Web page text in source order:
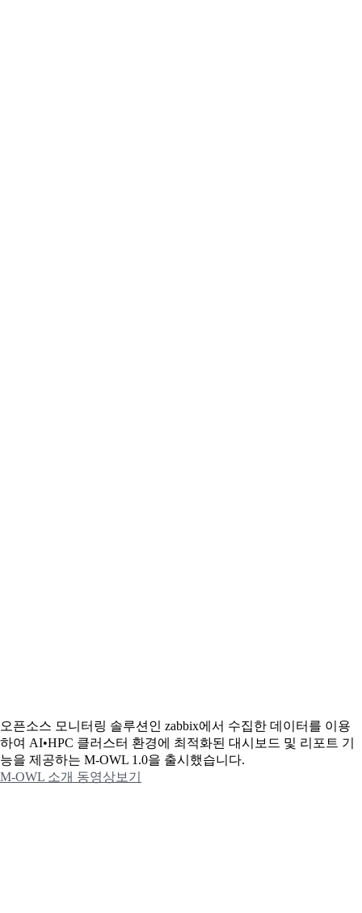
오픈소스 모니터링 솔루션인 zabbix에서 수집한 데이터를 이용
하여 AI•HPC 클러스터 환경에 최적화된 대시보드 및 리포트 기
능을 제공하는 M-OWL 1.0을 출시했습니다.
M-OWL 소개 동영상보기